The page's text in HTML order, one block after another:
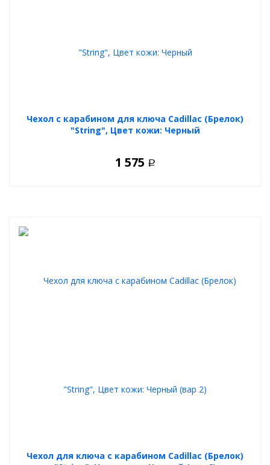
Чехол с карабином для ключа Cadillac (Брелок)
"String", Цвет кожи: Черный
1 575 Р
Чехол для ключа с карабином Cadillac (Брелок)